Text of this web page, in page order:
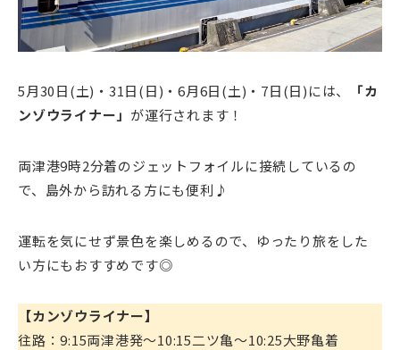
5月30日(土)・31日(日)・6月6日(土)・7日(日)には、
「カ
ンゾウライナー」 が運行されます！
両津港9時2分着のジェットフォイルに接続しているの
で、島外から訪れる方にも便利♪
運転を気にせず景色を楽しめるので、ゆったり旅をした
い方にもおすすめです◎
【カンゾウライナー】
往路：9:15両津港発～10:15二ツ亀～10:25大野亀着